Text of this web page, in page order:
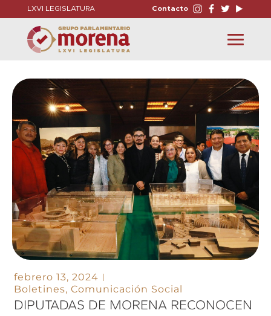
LXVI LEGISLATURA Contacto
Toggle
navigation
febrero 13, 2024
Boletines,Comunicación Social
DIPUTADAS DE MORENA RECONOCEN